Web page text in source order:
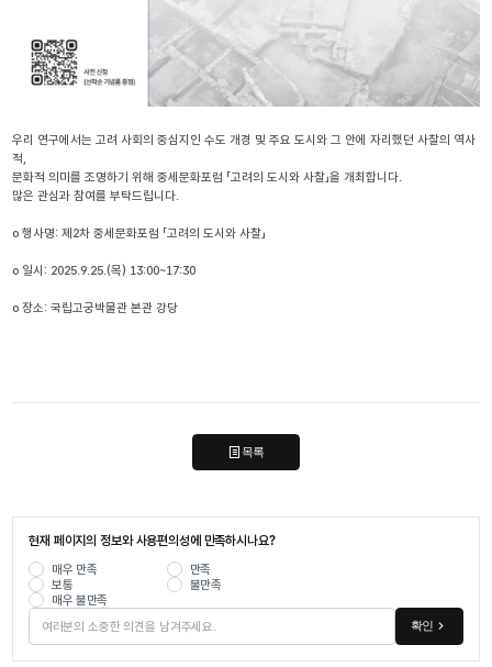
우리 연구에서는 고려 사회의 중심지인 수도 개경 및 주요 도시와 그 안에 자리했던 사찰의 역사
적,
문화적 의미를 조명하기 위해 중세문화포럼 「고려의 도시와 사찰」을 개최합니다.
많은 관심과 참여를 부탁드립니다.
o 행사명: 제2차 중세문화포럼 「고려의 도시와 사찰」
o 일시: 2025.9.25.(목) 13:00~17:30
o 장소: 국립고궁박물관 본관 강당
목록
현재 페이지의 정보와 사용편의성에 만족하시나요?
매우 만족
만족
보통
불만족
매우 불만족
확인